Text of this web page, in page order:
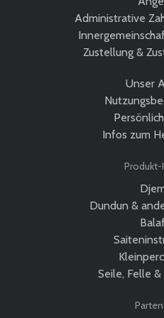
Administrative
Zustellung &
Unser
Infos zum
Produkt-
Dundun &
Seile, Felle